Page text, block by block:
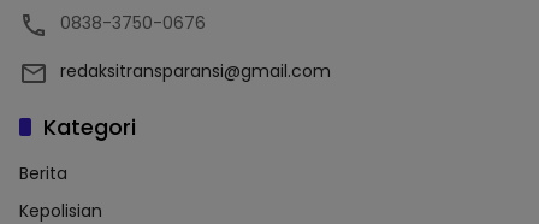
0838-3750-0676
redaksitransparansi@gmail.com
Kategori
Berita
Kepolisian